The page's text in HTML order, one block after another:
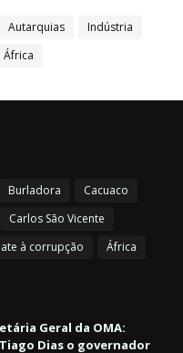
Autarquias
Indústria
África
Burladora
Cacuaco
Carlos São Vicente
à corrupção África
Geral da OMA:
Dias o governador